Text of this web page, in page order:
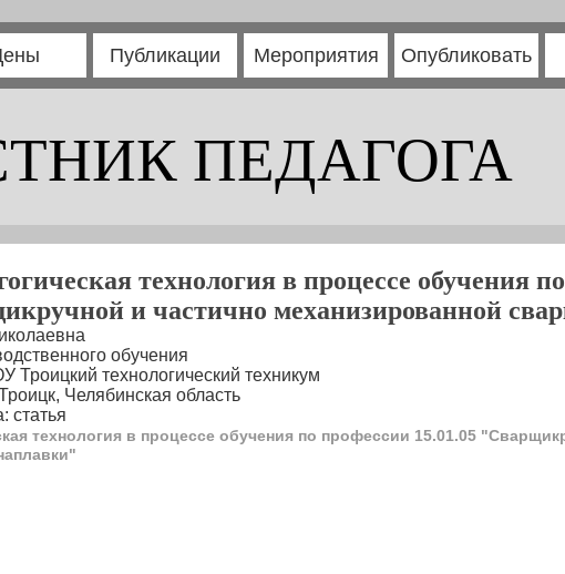
Публикации Мероприятия Опубликовать
ПЕДАГОГА
технология в процессе обучения
и частично механизированной
обучения
Троицкий технологический техникум
Челябинская область
статья
технология в процессе обучения по профессии 15.01.05